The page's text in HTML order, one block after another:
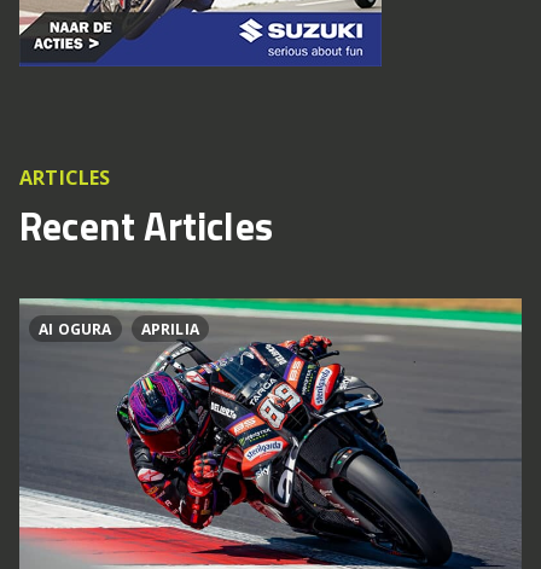
ARTICLES
Recent Articles
AI OGURA APRILIA